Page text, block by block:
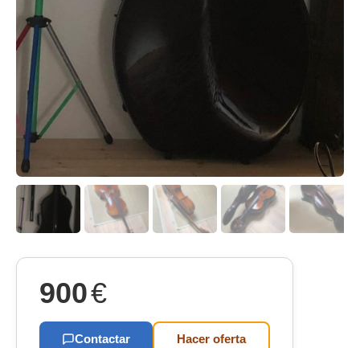
900€
Contactar Hacer oferta